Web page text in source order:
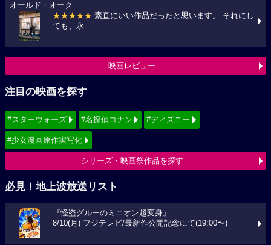
オールド・オーク
★★★★★ 素直にいい作品だったと思います。 それにし
ても、永...
映画レビュー
注目の映画を探す
#スターウォーズ #名探偵コナン #ディズニー
#少女漫画原作実写化
シリーズ・映画祭作品を探す
必見！地上波放送リスト
『怪盗グルーのミニオン超変身』
8/10(月) フジテレビ/最新作公開記念にて(19:00〜)